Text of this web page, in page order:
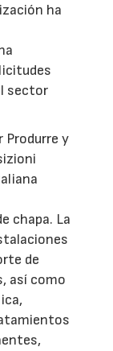
ha
sector
Produrre y
chapa. La
de
así como